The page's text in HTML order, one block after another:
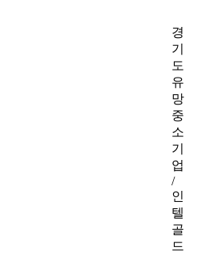
경
기
도
유
망
중
소
기
업
/
인
텔
골
드